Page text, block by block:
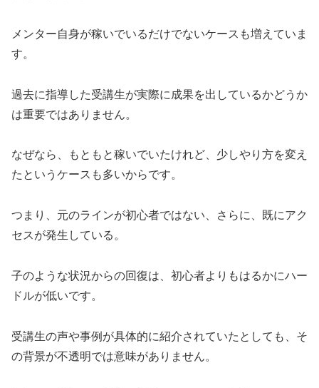
メンター自身が稼いでいるだけでないケースも増えていま
す。
過去に指導した受講生が実際に成果を出しているかどうか
は重要ではありません。
なぜなら、もともと稼いでいたけれど、少しやり方を変え
たというケースも多いからです。
つまり、元のラインが初心者ではない、さらに、既にアク
セスが発生している。
子のような状況からの回復は、初心者よりもはるかにハー
ドルが低いです。
受講生の声や事例が具体的に紹介されていたとしても、そ
の背景が不透明では意味がありません。